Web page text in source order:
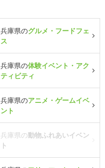
兵庫県のグルメ・フードフェ
ス
兵庫県の体験イベント・アク
ティビティ
兵庫県のアニメ・ゲームイベ
ント
兵庫県の動物ふれあいイベン
ト